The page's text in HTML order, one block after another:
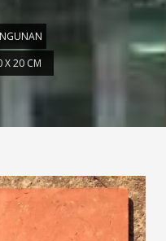
X 20 CM